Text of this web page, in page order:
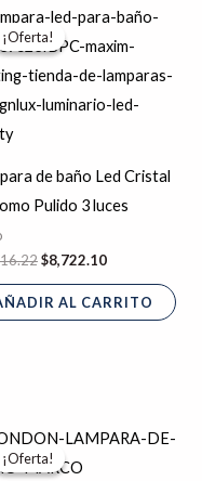
¡Oferta!
¡Oferta!
de baño Led Cristal
Pulido 3 luces
El
precio
original
era:
$9,716.22.
$8,722.10
El
precio
actual
$8,722.10.
AL CARRITO
¡Oferta!
¡Oferta!
El
precio
original
El
precio